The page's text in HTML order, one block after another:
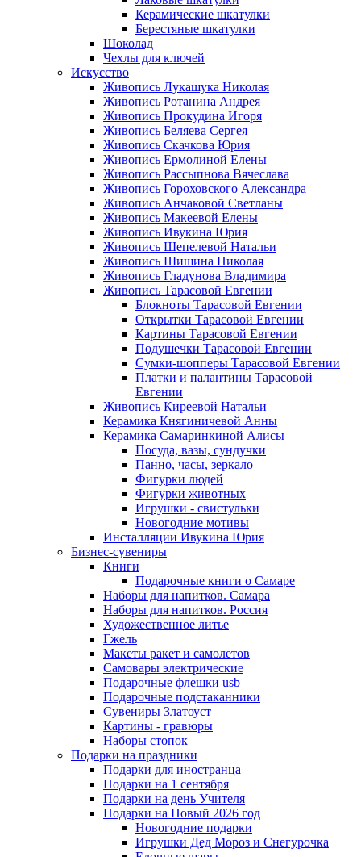
Керамические шкатулки
Берестяные шкатулки
Шоколад
Чехлы для ключей
Искусство
Живопись Лукашука Николая
Живопись Ротанина Андрея
Живопись Прокудина Игоря
Живопись Беляева Сергея
Живопись Скачкова Юрия
Живопись Ермолиной Елены
Живопись Рассыпнова Вячеслава
Живопись Гороховского Александра
Живопись Анчаковой Светланы
Живопись Макеевой Елены
Живопись Ивукина Юрия
Живопись Шепелевой Натальи
Живопись Шишина Николая
Живопись Гладунова Владимира
Живопись Тарасовой Евгении
Блокноты Тарасовой Евгении
Открытки Тарасовой Евгении
Картины Тарасовой Евгении
Подушечки Тарасовой Евгении
Сумки-шопперы Тарасовой Евгении
Платки и палантины Тарасовой
Евгении
Живопись Киреевой Натальи
Керамика Княгиничевой Анны
Керамика Самаринкиной Алисы
Посуда, вазы, сундучки
Панно, часы, зеркало
Фигурки людей
Фигурки животных
Игрушки - свистульки
Новогодние мотивы
Инсталляции Ивукина Юрия
Бизнес-сувениры
Книги
Подарочные книги о Самаре
Наборы для напитков. Самара
Наборы для напитков. Россия
Художественное литье
Гжель
Макеты ракет и самолетов
Самовары электрические
Подарочные флешки usb
Подарочные подстаканники
Сувениры Златоуст
Картины - гравюры
Наборы стопок
Подарки на праздники
Подарки для иностранца
Подарки на 1 сентября
Подарки на день Учителя
Подарки на Новый 2026 год
Новогодние подарки
Игрушки Дед Мороз и Снегурочка